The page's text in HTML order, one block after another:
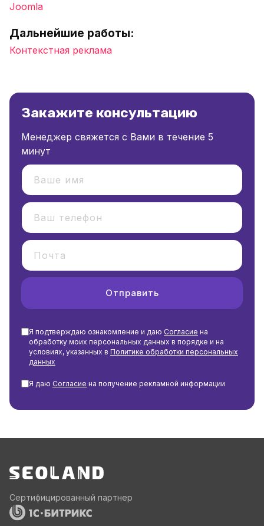
Joomla
Дальнейшие работы:
Контекстная реклама
Закажите консультацию
Менеджер свяжется с Вами в течение 5
минут
Отправить
Я подтверждаю ознакомление и даю Согласие на
обработку моих персональных данных в порядке и на
условиях, указанных в Политике обработки персональных
данных
Я даю Согласие на получение рекламной информации
Сертифицированный партнер